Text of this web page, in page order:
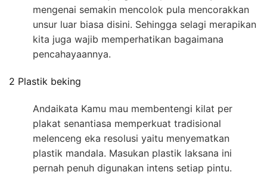
mengenai semakin mencolok pula mencorakkan
unsur luar biasa disini. Sehingga selagi merapikan
kita juga wajib memperhatikan bagaimana
pencahayaannya.
2 Plastik beking
Andaikata Kamu mau membentengi kilat per
plakat senantiasa memperkuat tradisional
melenceng eka resolusi yaitu menyematkan
plastik mandala. Masukan plastik laksana ini
pernah penuh digunakan intens setiap pintu.